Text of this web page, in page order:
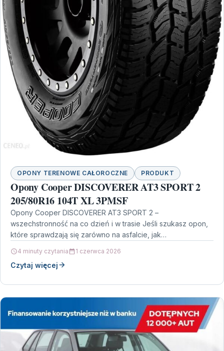
OPONY TERENOWE CAŁOROCZNE PRODUKT
Opony Cooper DISCOVERER AT3 SPORT 2
205/80R16 104T XL 3PMSF
Opony Cooper DISCOVERER AT3 SPORT 2 –
wszechstronność na co dzień i w trasie Jeśli szukasz opon,
które sprawdzają się zarówno na asfalcie, jak…
4 minuty czytania 1 czerwca 2026
Czytaj więcej